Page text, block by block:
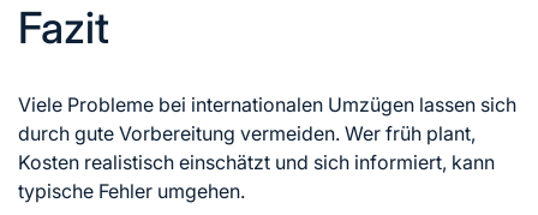
Fazit
Viele Probleme bei internationalen Umzügen lassen sich
durch gute Vorbereitung vermeiden. Wer früh plant,
Kosten realistisch einschätzt und sich informiert, kann
typische Fehler umgehen.